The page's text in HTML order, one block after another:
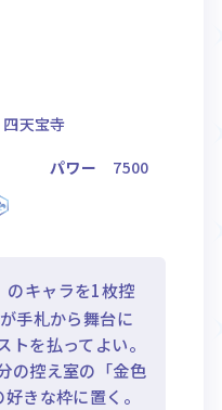
天宝寺
パワー
7500
のキャラを1枚控
手札から舞台に
を払ってよい。
の控え室の「金色
きな枠に置く。